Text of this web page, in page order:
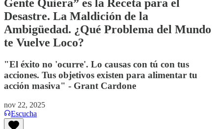
Gente Quiera” es la Receta para el
Desastre. La Maldición de la
Ambigüedad. ¿Qué Problema del Mundo
te Vuelve Loco?
"El éxito no 'ocurre'. Lo causas con tú con tus
acciones. Tus objetivos existen para alimentar tu
acción masiva" - Grant Cardone
nov 22, 2025
Escucha